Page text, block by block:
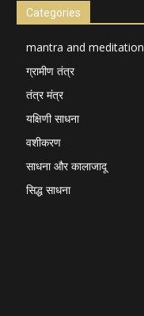
Categories
mantra and meditation
ग्रामीण तंत्र
तंत्र मंत्र
यक्षिणी साधना
वशीकरण
साधना और कालाजादू
सिद्ध साधना